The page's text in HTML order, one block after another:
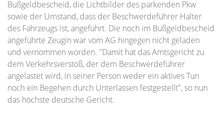
Bußgeldbescheid, die Lichtbilder des parkenden Pkw
sowie der Umstand, dass der Beschwerdeführer Halter
des Fahrzeugs ist, angeführt. Die noch im Bußgeldbescheid
angeführte Zeugin war vom AG hingegen nicht geladen
und vernommen worden. "Damit hat das Amtsgericht zu
dem Verkehrsverstoß, der dem Beschwerdeführer
angelastet wird, in seiner Person weder ein aktives Tun
noch ein Begehen durch Unterlassen festgestellt", so nun
das höchste deutsche Gericht.